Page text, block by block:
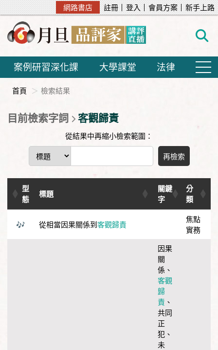
網路書店 註冊 登入 會員方案 新手上路
案例研習深化課 大學課堂 法律
首頁 檢索結果
目前檢索字詞 客觀歸責
從結果中再縮小檢索範圍：
再檢索
型
態
標題
關鍵
字
分
類
從相當因果關係到客觀歸責
焦點
實務
因果
關
係 、
客觀
歸
責 、
共同
正
犯 、
未